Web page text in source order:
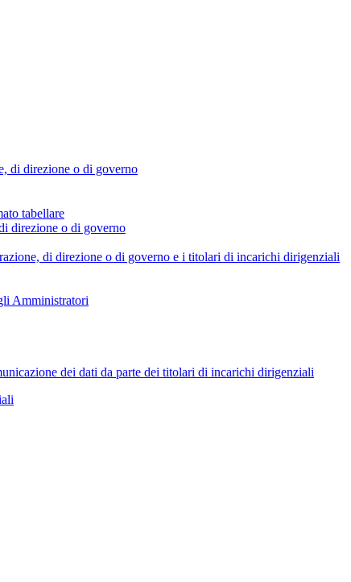
di direzione o di governo
tabellare
direzione o di governo
di direzione o di governo e i titolari di incarichi dirigenziali
Amministratori
dei dati da parte dei titolari di incarichi dirigenziali